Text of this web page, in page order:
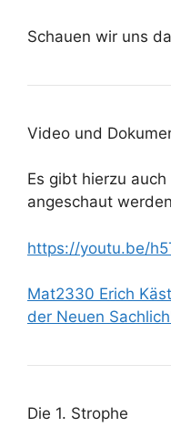
Schauen wir uns
Video und
Es gibt hierzu
angeschaut
https://youtu.be/
Mat2330 Erich
der Neuen
Die 1. Strophe